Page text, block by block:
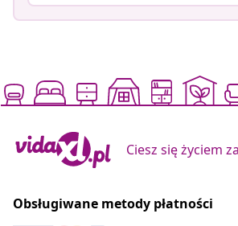
Ciesz się życiem
Obsługiwane metody płatności